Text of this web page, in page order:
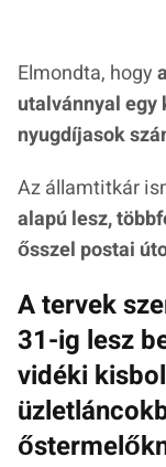
Elmondta, hogy
utalvánnyal
nyugdíjasok
Az államtitkár
alapú lesz,
ősszel postai
A tervek
31-ig lesz
vidéki